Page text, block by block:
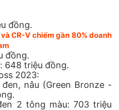
đồng.
CR-V chiếm gần 80% doanh
đồng.
648 triệu đồng.
2023:
nâu (Green Bronze -
2 tông màu: 703 triệu